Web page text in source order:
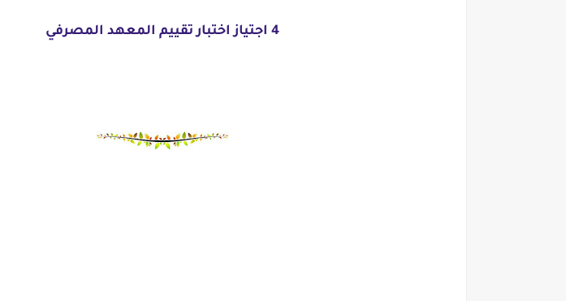
4 اجتياز اختبار تقييم المعهد المصرفي